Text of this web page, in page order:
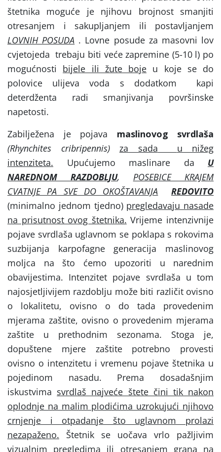
štetnika moguće je njihovu brojnost smanjiti
otresanjem i sakupljanjem ili postavljanjem
LOVNIH POSUDA . Lovne posude za masovni lov
cvjetojeda trebaju biti veće zapremine (5-10 l) po
mogućnosti bijele ili žute boje u koje se do
polovice ulijeva voda s dodatkom
kapi
deterdženta radi smanjivanja površinske
napetosti.
Zabilježena je pojava maslinovog svrdlaša
(Rhynchites cribripennis)
za sada
u nižeg
intenziteta. Upućujemo maslinare da U
NAREDNOM RAZDOBLJU,
POSEBICE KRAJEM
CVATNJE PA SVE DO OKOŠTAVANJA
REDOVITO
(minimalno jednom tjedno) pregledavaju nasade
na prisutnost ovog štetnika. Vrijeme intenzivnije
pojave svrdlaša uglavnom se poklapa s rokovima
suzbijanja karpofagne generacija maslinovog
moljca na što ćemo upozoriti u narednim
obavijestima. Intenzitet pojave svrdlaša u tom
najosjetljivijem razdoblju može biti različit ovisno
o lokalitetu, ovisno o do tada provedenim
mjerama zaštite, ovisno o provedenim mjerama
zaštite u prethodnim sezonama. Stoga je,
dopuštene mjere zaštite potrebno provesti
ovisno o intenzitetu i vremenu pojave štetnika u
pojedinom nasadu. Prema dosadašnjim
iskustvima svrdlaš najveće štete čini tik nakon
oplodnje na malim plodićima uzrokujući njihovo
crnjenje i otpadanje što uglavnom prolazi
nezapaženo. Štetnik se uočava vrlo pažljivim
vizualnim pregledima ili otresanjem grana na